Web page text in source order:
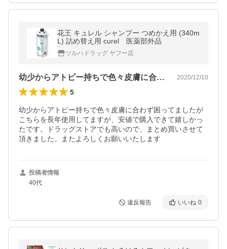
花王 キュレル シャンプー つめかえ用 (340m
L) 詰め替え用 curel 医薬部外品
ツルハドラッグ ヤフー店
幼少からアトピー持ちで色々皮膚に合わず… 2020/12/10
5
幼少からアトピー持ちで色々皮膚に合わず困ってましたが
こちらを長年使用してますが、安値で購入できて嬉しかっ
たです。ドラッグストアでも高いので、まとめ買いさせて
頂きました。またよろしくお願いいたします
投稿者情報
40代
違反報告 いいね 0